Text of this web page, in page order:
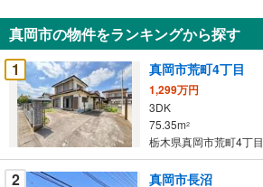
知
を
受
け
取
る
・
条
件
真岡市の物件をランキングから探す
1
真岡市荒町4丁目
1,299万円
3DK
75.35m2
栃木県真岡市荒町4丁目
2 真岡市長沼